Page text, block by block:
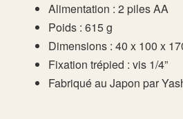
Alimentation : 2 piles AA
Poids : 615 g
Dimensions : 40 x 100 x
Fixation trépied : vis 1/4”
Fabriqué au Japon par